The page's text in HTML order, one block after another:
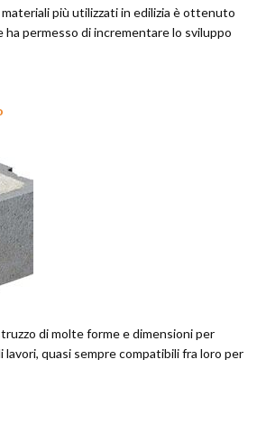
più utilizzati in edilizia è ottenuto
ha permesso di incrementare lo sviluppo
di molte forme e dimensioni per
quasi sempre compatibili fra loro per